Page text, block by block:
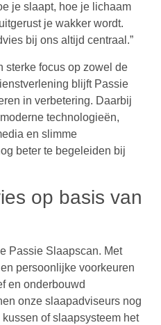
je slaapt, hoe je lichaam
je wakker wordt.
bij ons altijd centraal.”
sterke focus op zowel de
blijft Passie
in verbetering. Daarbij
technologieën,
en slimme
beter te begeleiden bij
op basis van
Passie Slaapscan. Met
persoonlijke voorkeuren
en onderbouwd
onze slaapadviseurs nog
of slaapsysteem het